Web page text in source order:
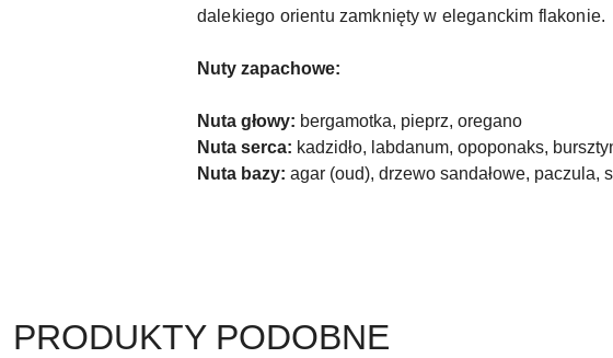
dalekiego orientu zamknięty w eleganckim flakonie.
Nuty zapachowe:
Nuta głowy: bergamotka, pieprz, oregano
Nuta serca: kadzidło, labdanum, opoponaks,
Nuta bazy: agar (oud), drzewo sandałowe, paczula,
Pomiń karuzelę produktów
PRODUKTY
PRODUKTY PODOBNE